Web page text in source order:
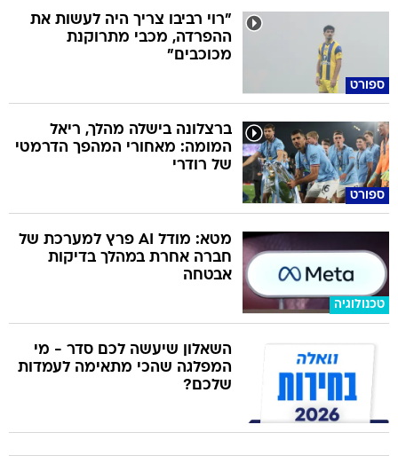
ספורט
"רוי רביבו צריך היה לעשות את
ההפרדה, מכבי מתרוקנת
מכוכבים"
ספורט
ברצלונה בישלה מהלך, ריאל
המומה: מאחורי המהפך הדרמטי
של רודרי
טכנולוגיה
מטא: מודל AI פרץ למערכת של
חברה אחרת במהלך בדיקות
אבטחה
השאלון שיעשה לכם סדר - מי
המפלגה שהכי מתאימה לעמדות
שלכם?